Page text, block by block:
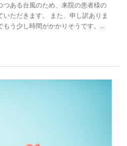
つある台風のため、来院の患者様の
ただきます。 また、申し訳ありま
う少し時間がかかりそうです。...